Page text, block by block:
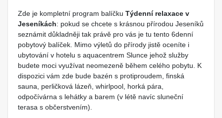
Zde je kompletní program balíčku Týdenní relaxace v
Jeseníkách: pokud se chcete s krásnou přírodou Jeseníků
seznámit důkladněji tak právě pro vás je tu tento 6denní
pobytový balíček. Mimo výletů do přírody jistě oceníte i
ubytování v hotelu s aquacentrem Slunce jehož služby
budete moci využívat neomezeně během celého pobytu. K
dispozici vám zde bude bazén s protiproudem, finská
sauna, perličková lázeň, whirlpool, horká pára,
odpočívárna s lehátky a barem (v létě navíc sluneční
terasa s občerstvením).